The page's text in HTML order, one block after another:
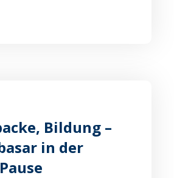
Bildung –
in der